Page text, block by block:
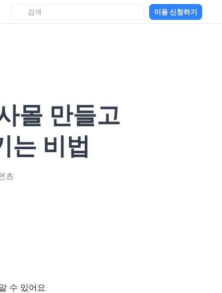
이용 신청하기
몰 만들고
는 비법
츠
수 있어요